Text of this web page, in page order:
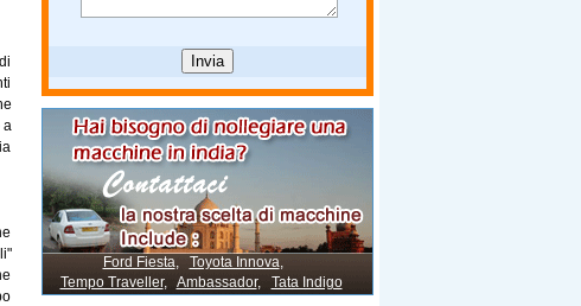
Ford Fiesta, Toyota Innova,
Tempo Traveller, Ambassador, Tata Indigo
a